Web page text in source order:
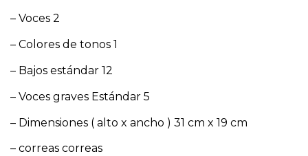
– Voces 2
– Colores de tonos 1
– Bajos estándar 12
– Voces graves Estándar 5
– Dimensiones ( alto x ancho ) 31 cm x 19 cm
– correas correas